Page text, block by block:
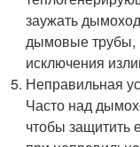
заужать
дымовые трубы,
исключения
Неправильная
Часто над
чтобы защитить